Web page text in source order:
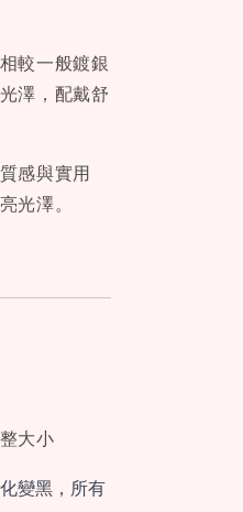
較一般鍍銀
澤，配戴舒
感與實用
光澤。
大小
變黑，所有